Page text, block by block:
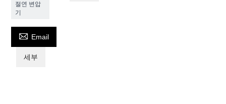
절연 변압
기
 Email
세부